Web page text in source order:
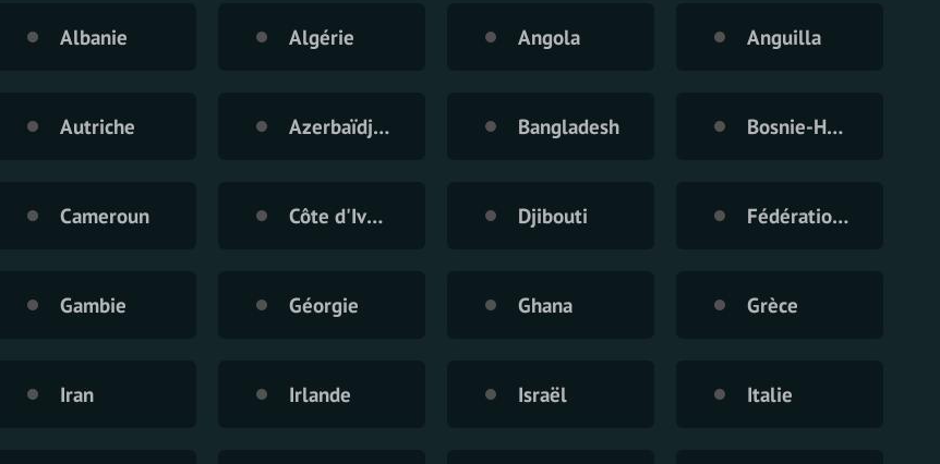
Albanie Algérie Angola Anguilla
Autriche Azerbaïdjan Bangladesh Bosnie-Herzegovine
Cameroun Côte d'Ivoire Djibouti Fédération de Russie
Gambie Géorgie Ghana Grèce
Iran Irlande Israël Italie